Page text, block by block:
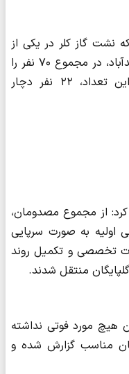
نشت گاز کلر در یکی از
واحدهای صنعتی شهرک صنعتی سعیدآباد، در مجموع ۷۰ نفر را
در معرض حادثه قرار داده که از این تعداد، ۲۲ نفر دچار
از مجموع مصدومان،
اولیه به صورت سرپایی
اقدامات تخصصی و تکمیل روند
منتقل شدند.
هیچ مورد فوتی نداشته
مناسب گزارش شده و